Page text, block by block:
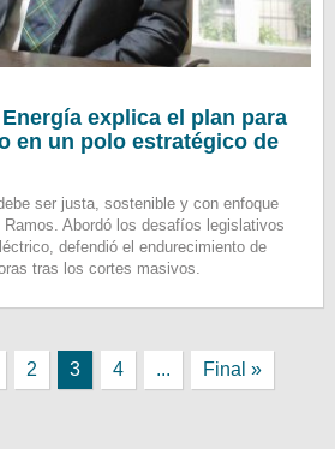
explica el plan para
en un polo estratégico de
ser justa, sostenible y con enfoque
Ramos. Abordó los desafíos legislativos
defendió el endurecimiento de
tras los cortes masivos.
2 3 4 ... Final »